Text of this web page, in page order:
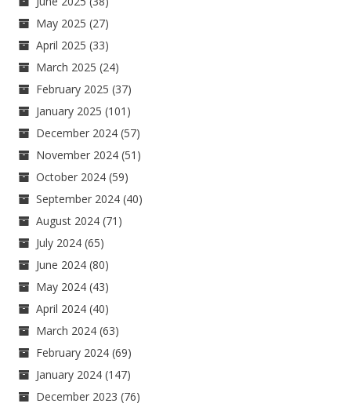
May 2025 (27)
April 2025 (33)
March 2025 (24)
February 2025 (37)
January 2025 (101)
December 2024 (57)
November 2024 (51)
October 2024 (59)
September 2024 (40)
August 2024 (71)
July 2024 (65)
June 2024 (80)
May 2024 (43)
April 2024 (40)
March 2024 (63)
February 2024 (69)
January 2024 (147)
December 2023 (76)